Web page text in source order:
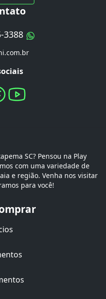
3388
SC? Pensou na Play
com uma variedade de
e região. Venha nos visitar
para você!